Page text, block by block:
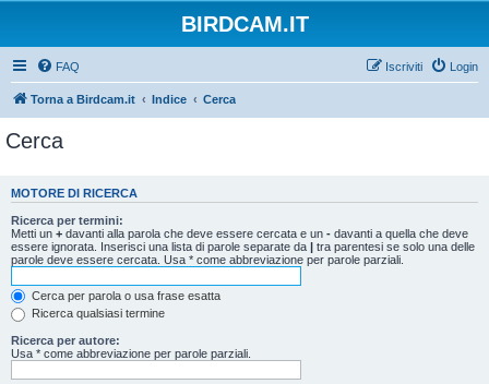
BIRDCAM.IT
FAQ Login
Iscriviti
Torna a Birdcam.it Indice Cerca
Cerca
MOTORE DI RICERCA
Ricerca per termini:
Metti un + davanti alla parola che deve essere cercata e un - davanti a quella che deve
essere ignorata. Inserisci una lista di parole separate da | tra parentesi se solo una delle
parole deve essere cercata. Usa * come abbreviazione per parole parziali.
Cerca per parola o usa frase esatta
Ricerca qualsiasi termine
Ricerca per autore:
Usa * come abbreviazione per parole parziali.